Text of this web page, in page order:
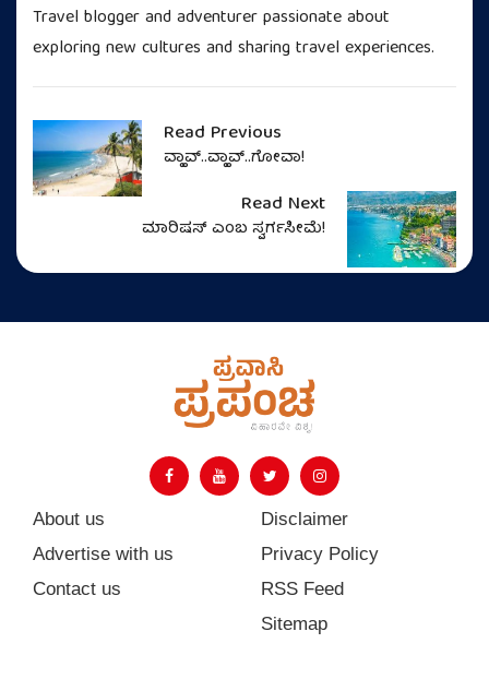
Travel blogger and adventurer passionate about
exploring new cultures and sharing travel experiences.
Read Previous
ವ್ಹಾವ್..ವ್ಹಾವ್..ಗೋವಾ!
Read Next
ಮಾರಿಷಸ್‌ ಎಂಬ ಸ್ವರ್ಗಸೀಮೆ!
About us
Advertise with us
Contact us
Disclaimer
Privacy Policy
RSS Feed
Sitemap